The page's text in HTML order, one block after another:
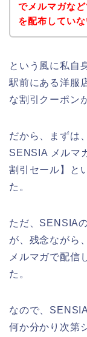
でメルマガな
を配布していな
という風に私自
駅前にある洋服
な割引クーポン
だから、まずは
SENSIA メルマ
割引セール】と
た。
ただ、SENSIA
が、残念ながら
メルマガで配信
た。
なので、
何か分かり次第